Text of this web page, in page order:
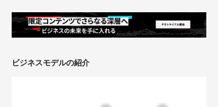
ビジネスモデルの紹介